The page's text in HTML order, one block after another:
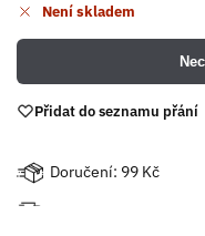
Není skladem
Přidat do seznamu přání
Doručení: 99 Kč